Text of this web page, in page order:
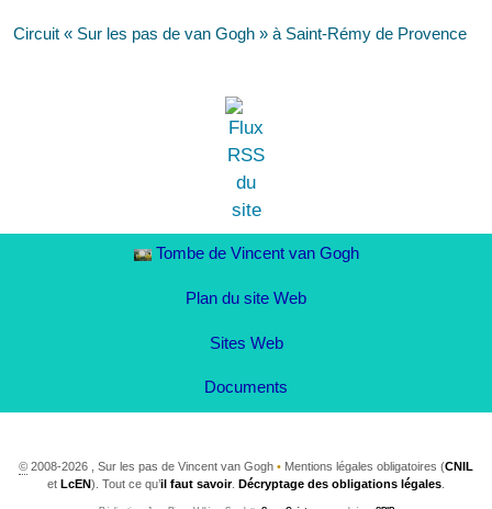
Circuit « Sur les pas de van Gogh » à Saint-Rémy de Provence
Tombe de Vincent van Gogh
Plan du site Web
Sites Web
Documents
© 2008-2026 , Sur les pas de Vincent van Gogh • Mentions légales obligatoires (CNIL
et LcEN). Tout ce qu’il faut savoir. Décryptage des obligations légales.